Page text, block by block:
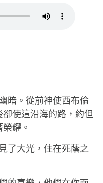
暗。從前神使西布倫
使這沿海的路，約但
耀。
了大光，住在死蔭之